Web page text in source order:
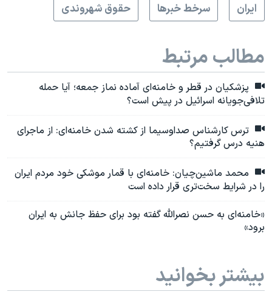
ايران
سرخط خبرها حقوق شهروندی
مطالب مرتبط
پزشکیان در قطر و خامنه‌ای آماده نماز جمعه؛ آیا حمله
تلافی‌جویانه اسرائیل در پیش است؟
ترس کارشناس صداوسیما از کشته شدن خامنه‌ای: از ماجرای
هنیه درس گرفتیم؟
محمد ماشین‌چیان: خامنه‌ای با قمار موشکی خود مردم ایران
را در شرایط سخت‌تری قرار داده است
«خامنه‌ای به حسن نصرالله گفته بود برای حفظ جانش به ایران
برود»
بیشتر بخوانید